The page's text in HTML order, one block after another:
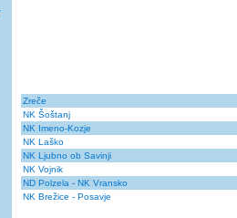
Zreče
NK Šoštanj
NK Imeno-Kozje
NK Laško
NK Ljubno ob Savinji
NK Vojnik
ND Polzela - NK Vransko
NK Brežice - Posavje